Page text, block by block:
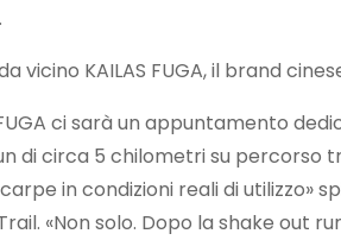
vicino KAILAS FUGA, il brand
FUGA ci sarà un appuntamento
di circa 5 chilometri su percorso
in condizioni reali di utilizzo»
«Non solo. Dopo la shake